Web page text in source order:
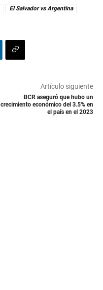
El Salvador vs Argentina
Artículo siguiente
BCR aseguró que hubo un
crecimiento económico del 3.5% en
el país en el 2023